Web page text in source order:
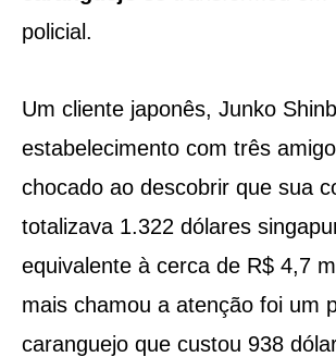
policial.
Um cliente japonês, Junko
estabelecimento com três
chocado ao descobrir que sua
totalizava 1.322 dólares
equivalente à cerca de R$ 4,7
mais chamou a atenção foi um
caranguejo que custou 938